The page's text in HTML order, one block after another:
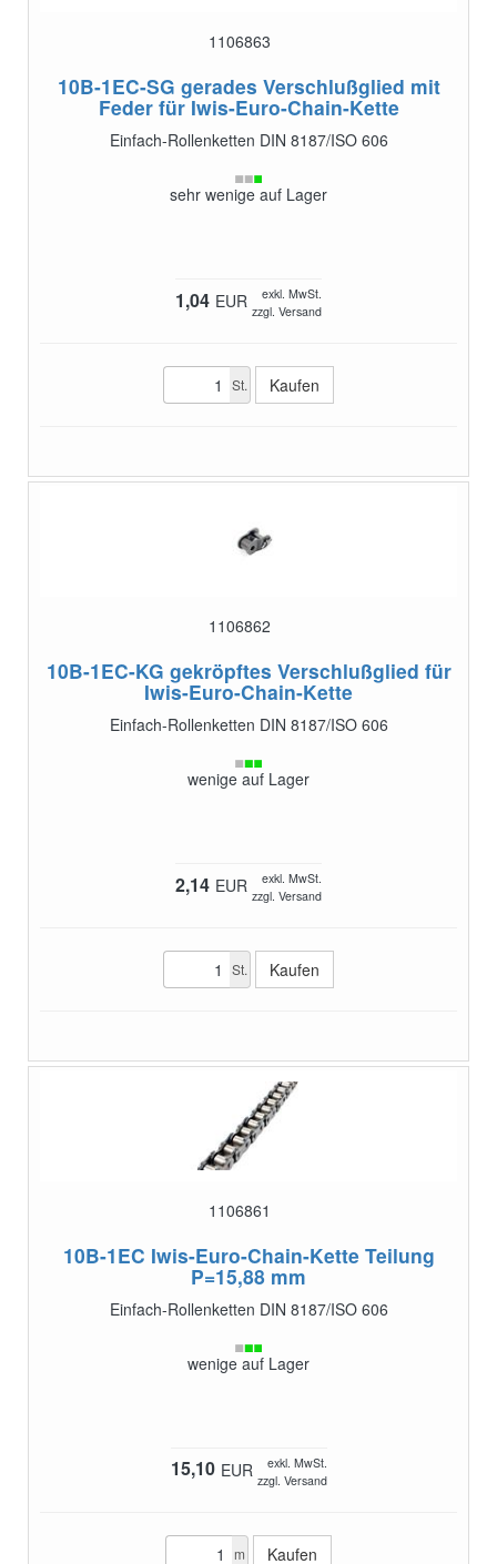
1106863
10B-1EC-SG gerades Verschlußglied mit
Feder für Iwis-Euro-Chain-Kette
Einfach-Rollenketten DIN 8187/ISO 606
sehr wenige auf Lager
1,04 EUR
exkl. MwSt.
zzgl. Versand
St.
1106862
10B-1EC-KG gekröpftes Verschlußglied für
Iwis-Euro-Chain-Kette
Einfach-Rollenketten DIN 8187/ISO 606
wenige auf Lager
2,14 EUR
exkl. MwSt.
zzgl. Versand
St.
1106861
10B-1EC Iwis-Euro-Chain-Kette Teilung
P=15,88 mm
Einfach-Rollenketten DIN 8187/ISO 606
wenige auf Lager
15,10 EUR
exkl. MwSt.
zzgl. Versand
m